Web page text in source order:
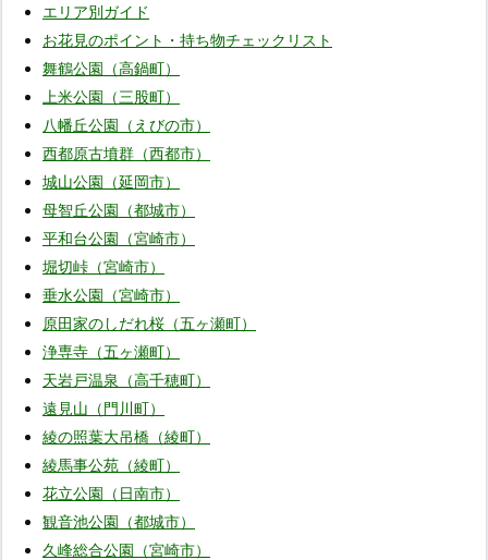
エリア別ガイド
お花見のポイント・持ち物チェックリスト
舞鶴公園（高鍋町）
上米公園（三股町）
八幡丘公園（えびの市）
西都原古墳群（西都市）
城山公園（延岡市）
母智丘公園（都城市）
平和台公園（宮崎市）
堀切峠（宮崎市）
垂水公園（宮崎市）
原田家のしだれ桜（五ヶ瀬町）
浄専寺（五ヶ瀬町）
天岩戸温泉（高千穂町）
遠見山（門川町）
綾の照葉大吊橋（綾町）
綾馬事公苑（綾町）
花立公園（日南市）
観音池公園（都城市）
久峰総合公園（宮崎市）